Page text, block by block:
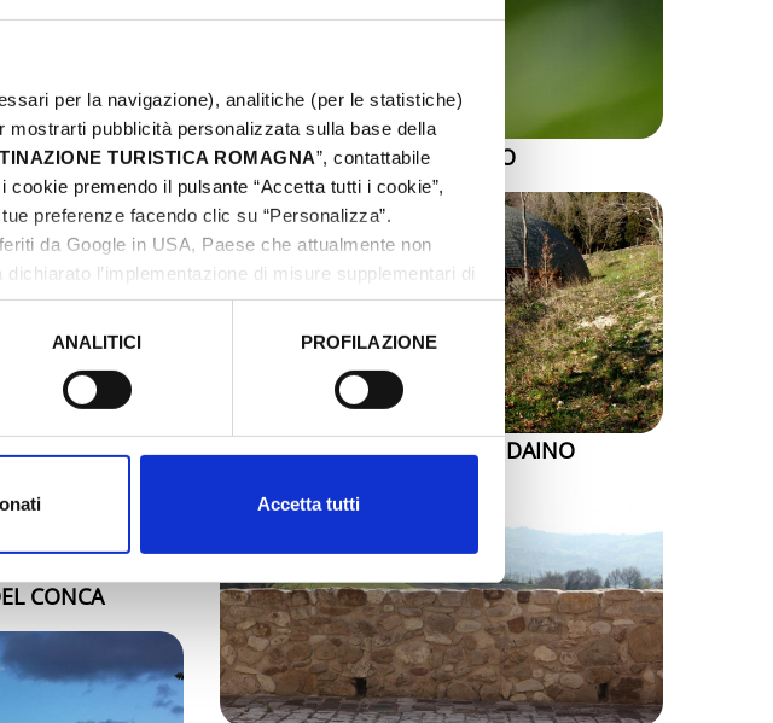
per la navigazione), analitiche (per le statistiche)
pubblicità personalizzata sulla base della
TURISTICA ROMAGNA”, contattabile
cookie premendo il pulsante “Accetta tutti i cookie”,
preferenze facendo clic su “Personalizza”.
da Google in USA, Paese che attualmente non
l’implementazione di misure supplementari di
ANALITICI PROFILAZIONE
Accetta tutti
REGIONALE SASSO SIMONE E SIMONCELLO
CONCA
ARBORETO DI MONDAINO